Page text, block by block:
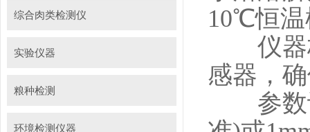
综合肉类检测仪
实验仪器
粮种检测
环境检测仪器
10℃恒温
仪器校
感器，
参数设